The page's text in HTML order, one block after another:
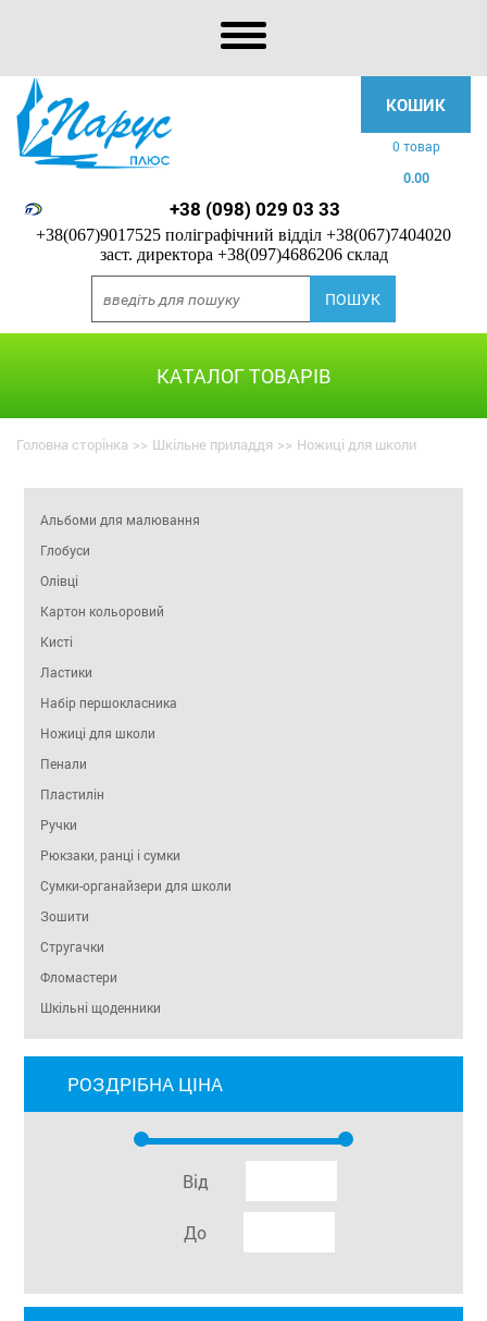
КОШИК
0 товар
0.00
+38 (098) 029 03 33
+38(067)9017525 поліграфічний відділ +38(067)7404020
заст. директора +38(097)4686206 склад
КАТАЛОГ ТОВАРІВ
Головна сторінка >> Шкільне приладдя >> Ножиці для школи
Альбоми для малювання
Глобуси
Олівці
Картон кольоровий
Кисті
Ластики
Набір першокласника
Ножиці для школи
Пенали
Пластилін
Ручки
Рюкзаки, ранці і сумки
Сумки-органайзери для школи
Зошити
Стругачки
Фломастери
Шкільні щоденники
РОЗДРІБНА ЦІНА
Від
До